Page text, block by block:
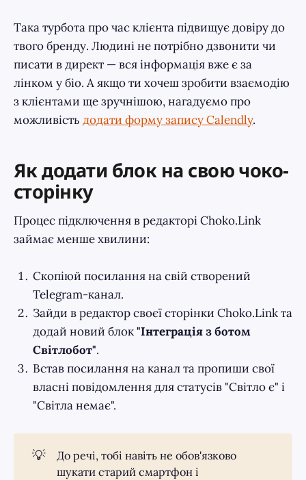
Така турбота про час клієнта підвищує довіру до
твого бренду. Людині не потрібно дзвонити чи
писати в директ — вся інформація вже є за
лінком у біо. А якщо ти хочеш зробити взаємодію
з клієнтами ще зручнішою, нагадуємо про
можливість додати форму запису Calendly.
Як додати блок на свою чоко-
сторінку
Процес підключення в редакторі Choko.Link
займає менше хвилини:
Скопіюй посилання на свій створений
Telegram-канал.
Зайди в редактор своєї сторінки Choko.Link та
додай новий блок"Інтеграція з ботом
Світлобот".
Встав посилання на канал та пропиши свої
власні повідомлення для статусів "Світло є" і
"Світла немає".
💡
До речі, тобі навіть не обов'язково
шукати старий смартфон і